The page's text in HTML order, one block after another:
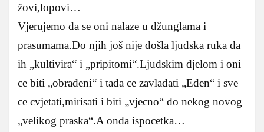
žovi,lopovi…
Vjerujemo da se oni nalaze u džunglama i
prasumama.Do njih još nije došla ljudska ruka da
ih „kultivira“ i „pripitomi“.Ljudskim djelom i oni
ce biti „obradeni“ i tada ce zavladati „Eden“ i sve
ce cvjetati,mirisati i biti „vjecno“ do nekog novog
„velikog praska“.A onda ispocetka…